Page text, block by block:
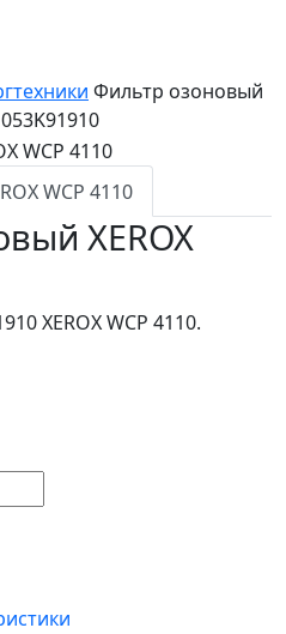
Фильтр озоновый
XEROX
XEROX WCP 4110.